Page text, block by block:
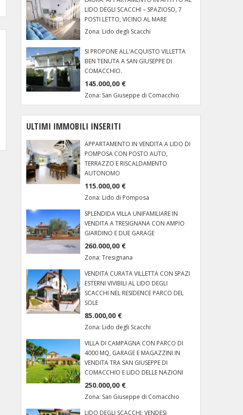
LIDO DEGLI SCACCHI – SPAZIOSO, 7
POSTI LETTO, VICINO AL MARE
Zona: Lido degli Scacchi
SI PROPONE ALL'ACQUISTO VILLETTA
BEN TENUTA A SAN GIUSEPPE DI
COMACCHIO.
145.000,00 €
Zona: San Giuseppe di Comacchio
ULTIMI IMMOBILI INSERITI
APPARTAMENTO IN VENDITA A LIDO DI
POMPOSA CON POSTO AUTO,
TERRAZZO E RISCALDAMENTO
AUTONOMO
115.000,00 €
Zona: Lido di Pomposa
SPLENDIDA VILLA UNIFAMILIARE IN
VENDITA A TRESIGNANA CON AMPIO
GIARDINO E DUE GARAGE
260.000,00 €
Zona:Tresignana
VENDITA CURATA VILLETTA CON SPAZI
ESTERNI VIVIBILI AL LIDO DEGLI
SCACCHI NEL RESIDENCE PARCO DEL
SOLE
85.000,00 €
Zona: Lido degli Scacchi
VILLA DI CAMPAGNA CON PARCO DI
4000 MQ, GARAGE E MAGAZZINI IN
VENDITA TRA SAN GIUSEPPE DI
COMACCHIO E LIDO DELLE NAZIONI
250.000,00 €
Zona: San Giuseppe di Comacchio
LIDO DEGLI SCACCHI: VENDESI